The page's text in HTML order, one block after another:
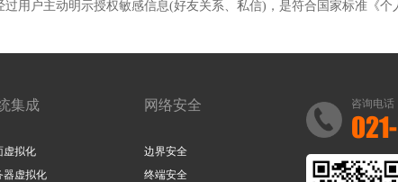
用户主动明示授权敏感信息(好友关系、私信)，是符合国家标准《个
集成
虚拟化
器虚拟化
网络安全
边界安全
终端安全
咨询电话